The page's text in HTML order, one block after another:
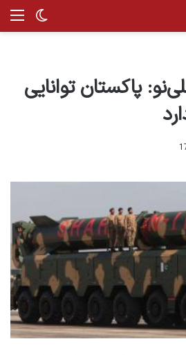
تغییر
پاکستان توانایی